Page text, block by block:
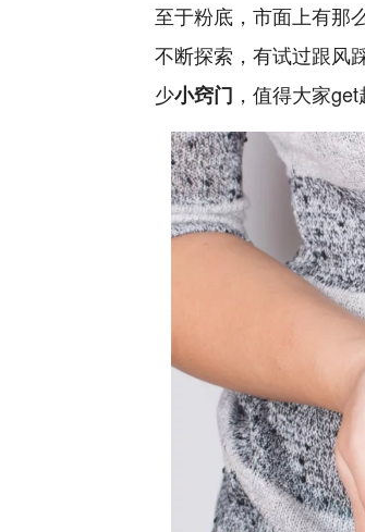
至于粉底，市面上有那
不断探索，有试过跟风
少小窍门 ，值得大家get